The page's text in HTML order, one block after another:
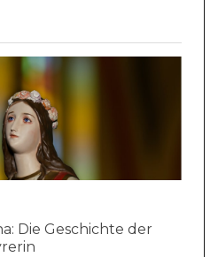
Die Geschichte der